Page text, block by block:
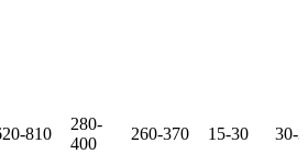
810
280-
400
260-370 15-30 30-